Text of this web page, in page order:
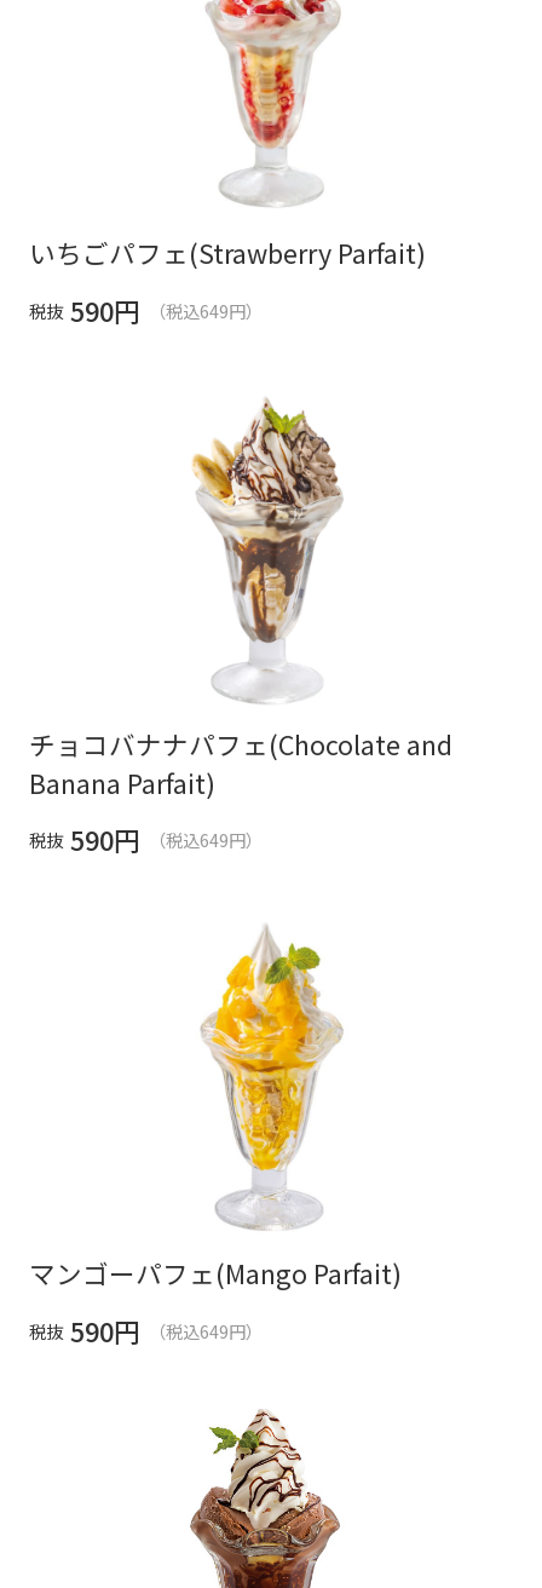
いちごパフェ(Strawberry Parfait)
税抜 590円 （税込649円）
チョコバナナパフェ(Chocolate and
Banana Parfait)
税抜 590円 （税込649円）
マンゴーパフェ(Mango Parfait)
税抜 590円 （税込649円）